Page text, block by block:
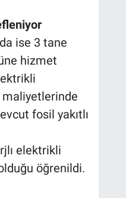
ise 3 tane
hizmet
fosil yakıtlı
elektrikli
öğrenildi.